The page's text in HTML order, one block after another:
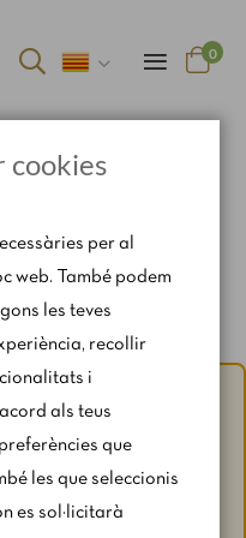
0
motiu del període de
els horaris i els
escriu-nos a
cookies
per al
web. També podem
les teves
recollir
i
als teus
que
les que seleccionis
es sol·licitarà